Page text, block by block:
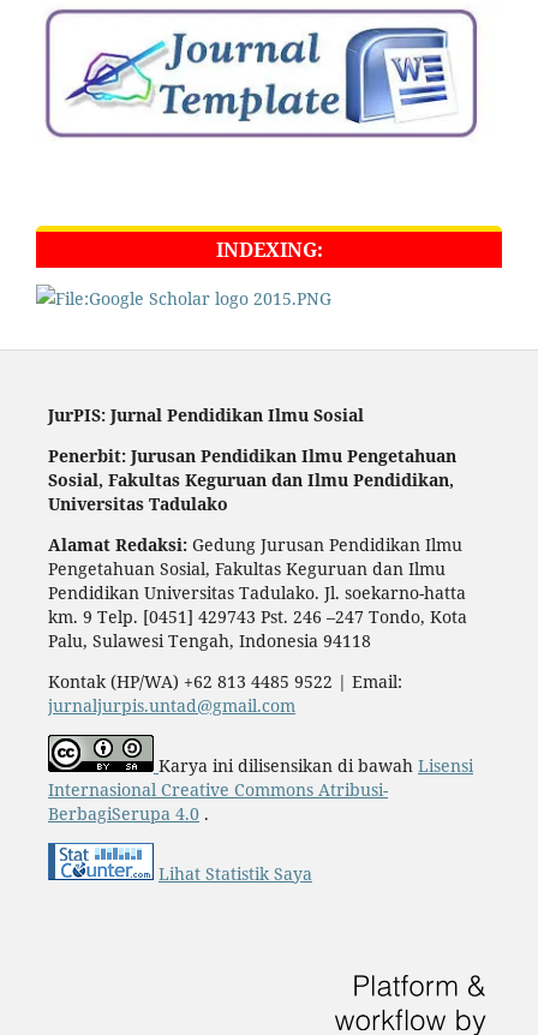
INDEXING:
JurPIS: Jurnal Pendidikan Ilmu Sosial
Penerbit: Jurusan Pendidikan Ilmu Pengetahuan
Sosial, Fakultas Keguruan dan Ilmu Pendidikan,
Universitas Tadulako
Alamat Redaksi:Gedung Jurusan Pendidikan Ilmu
Pengetahuan Sosial, Fakultas Keguruan dan Ilmu
Pendidikan Universitas Tadulako. Jl. soekarno-hatta
km. 9 Telp. [0451] 429743 Pst. 246 –247 Tondo, Kota
Palu, Sulawesi Tengah, Indonesia 94118
Kontak (HP/WA) +62 813 4485 9522 | Email:
jurnaljurpis.untad@gmail.com
Karya ini dilisensikan di bawah Lisensi
Internasional Creative Commons Atribusi-
BerbagiSerupa 4.0.
Lihat Statistik Saya